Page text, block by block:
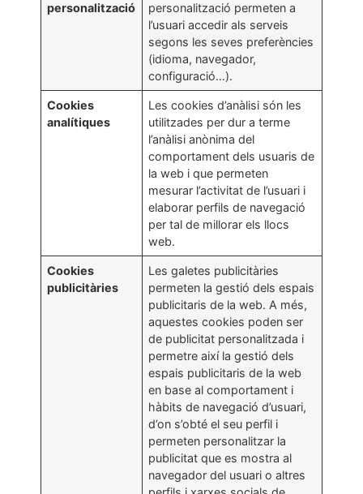
personalització
personalització permeten a
l’usuari accedir als serveis
segons les seves preferències
(idioma, navegador,
configuració…).
Cookies
analítiques
Les cookies d’anàlisi són les
utilitzades per dur a terme
l’anàlisi anònima del
comportament dels usuaris de
la web i que permeten
mesurar l’activitat de l’usuari i
elaborar perfils de navegació
per tal de millorar els llocs
web.
Cookies
publicitàries
Les galetes publicitàries
permeten la gestió dels espais
publicitaris de la web. A més,
aquestes cookies poden ser
de publicitat personalitzada i
permetre així la gestió dels
espais publicitaris de la web
en base al comportament i
hàbits de navegació d’usuari,
d’on s’obté el seu perfil i
permeten personalitzar la
publicitat que es mostra al
navegador del usuari o altres